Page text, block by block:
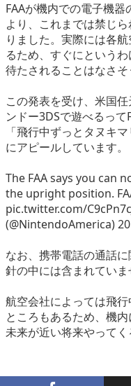
FAAが機内での電子機
より、これまでは禁じ
りました。実際には各
るため、すぐにという
待たされることはなさそ
この発表を受け、米国
ンドー3DSで遊べるって
「飛行中ずっとタヌキ
にアピールしています。
The FAA says you can
the upright position.
pic.twitter.com/
(@NintendoAmerica)
なお、携帯電話の通話
針の中には含まれていま
航空会社によっては飛
ところもあるため、機
未来が近い将来やってく